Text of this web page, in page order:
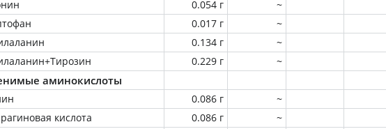
0.054 г
~
0.017 г
~
0.134 г
~
0.229 г ~
аминокислоты
0.086 г
~
кислота
0.086 г
~